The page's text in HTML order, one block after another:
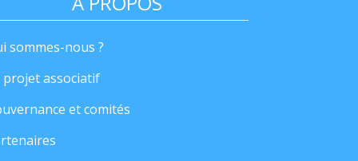
sommes-nous ?
projet associatif
et comités